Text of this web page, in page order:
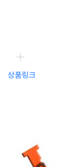
상품링크